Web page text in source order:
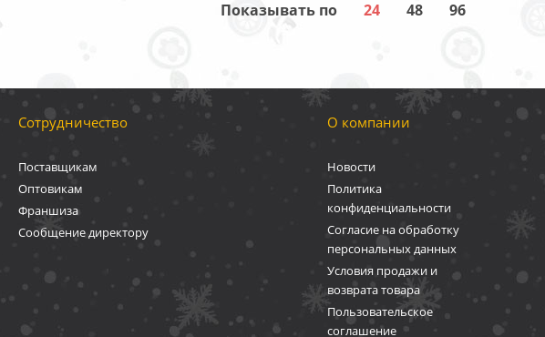
Показывать по 24 48 96
Сотрудничество
Поставщикам
Оптовикам
Франшиза
Сообщение директору
О компании
Новости
Политика
конфиденциальности
Согласие на обработку
персональных данных
Условия продажи и
возврата товара
Пользовательское
соглашение